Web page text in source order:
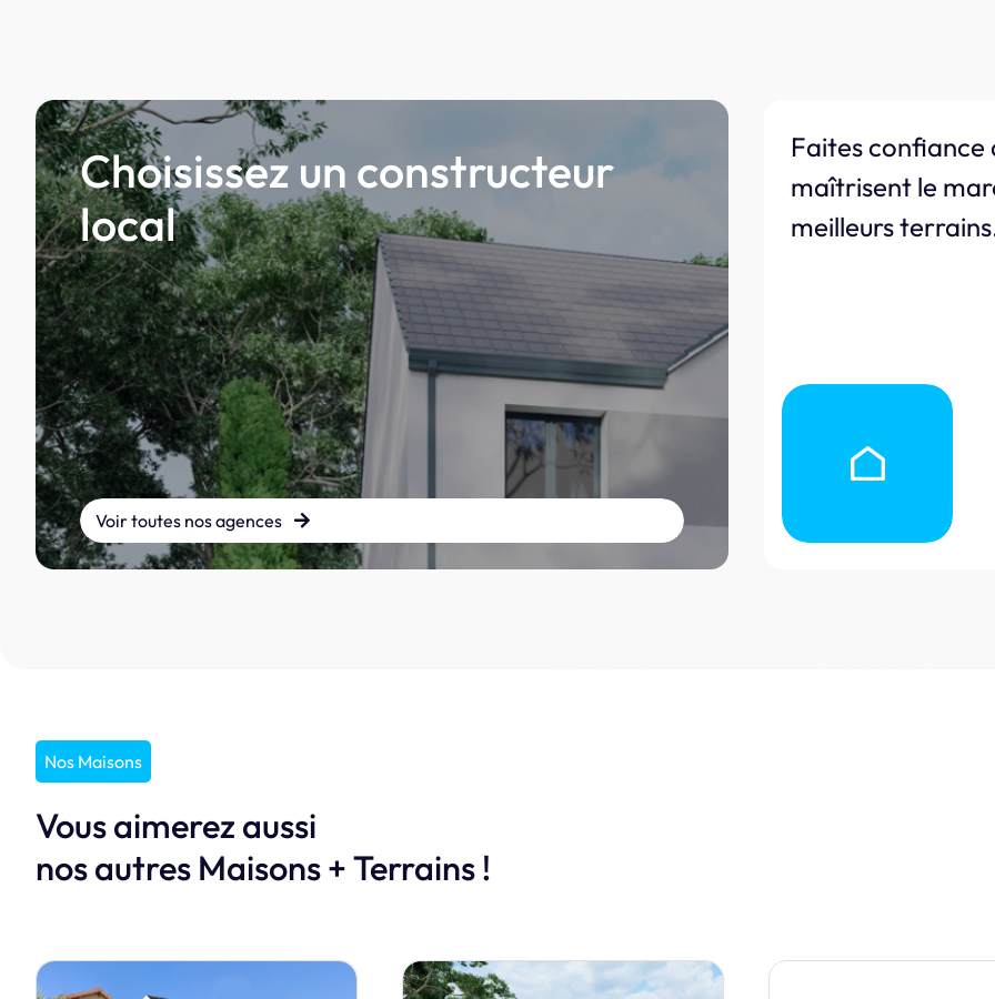
Choisissez un constructeur
local
Voir toutes nos agences
Faites confiance
maîtrisent le
meilleurs
Nos Maisons
Vous aimerez aussi
nos autres Maisons + Terrains !